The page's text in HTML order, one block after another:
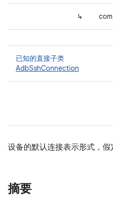
↳
已知的直接子类
AdbSshConnection
设备的默认连接表示形式，假
摘要